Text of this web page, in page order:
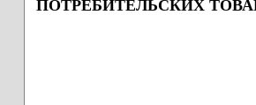
ПОТРЕБИТЕЛЬСКИХ